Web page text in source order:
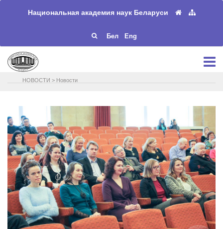
Национальная академия наук Беларуси
Бел Eng
НОВОСТИ > Новости